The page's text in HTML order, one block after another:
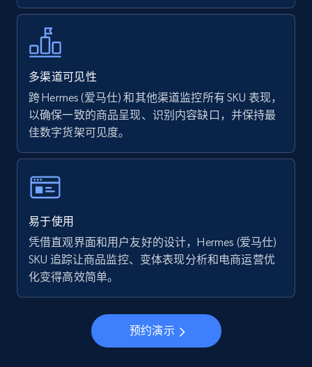
using specific category URL
URL, Final price, Sku, Currency, Gtin,
Specifications, Image urls, Top reviews, and
more.
5.6K+ 875+
Walmart - products - Collects products by
specific keywords
URL, Final price, Sku, Currency, Gtin,
Specifications, Image urls, Top reviews, and
more.
多渠道可见性
跨 Hermes (爱马仕) 和其他渠道监控所有 SKU 表现，
以确保一致的商品呈现、识别内容缺口，并保持最
佳数字货架可见度。
易于使用
凭借直观界面和用户友好的设计，Hermes (爱马仕)
SKU 追踪让商品监控、变体表现分析和电商运营优
化变得高效简单。
预约演示